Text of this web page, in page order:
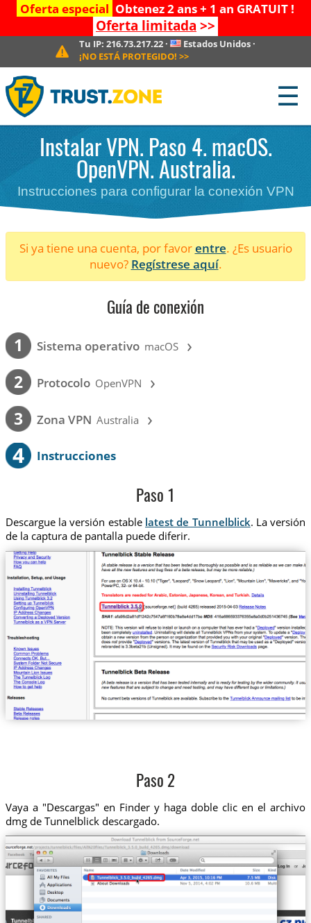
Oferta especial Obtenez 2 ans + 1 an GRATUIT !
Oferta limitada >>
Tu IP:216.73.217.22 · Estados Unidos·
¡NO ESTÁ PROTEGIDO! >>
☰
Instalar VPN. Paso 4. macOS.
OpenVPN. Australia.
Instrucciones para configurar la conexión VPN
Si ya tiene una cuenta, por favorentre. ¿Es usuario
nuevo? Regístrese aquí.
Guía de conexión
1 Sistema operativo macOS ›
2 Protocolo OpenVPN ›
3 Zona VPN Australia ›
4 Instrucciones
Paso 1
Descargue la versión estable latest de Tunnelblick. La versión
de la captura de pantalla puede diferir.
Paso 2
Vaya a "Descargas" en Finder y haga doble clic en el archivo
dmg de Tunnelblick descargado.